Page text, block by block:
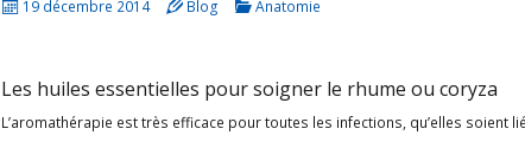
19 décembre 2014 Blog Anatomie
Les huiles essentielles pour soigner le rhume ou coryza